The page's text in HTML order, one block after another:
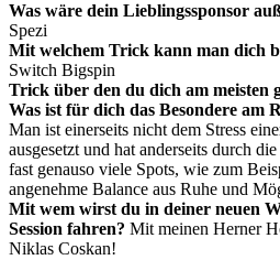
Was wäre dein Lieblingssponsor
Spezi
Mit welchem Trick kann man dich
Switch Bigspin
Trick über den du dich am meisten
Was ist für dich das Besondere am
Man ist einerseits nicht dem Stress
ausgesetzt und hat anderseits durch
fast genauso viele Spots, wie zum
angenehme Balance aus Ruhe und
Mit wem wirst du in deiner neuen
Session fahren? Mit meinen Herner
Niklas Coskan!